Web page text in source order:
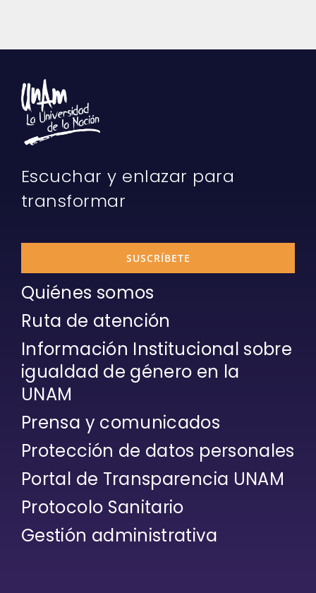
Escuchar y enlazar para
transformar
SUSCRÍBETE
Quiénes somos
Ruta de atención
Información Institucional sobre
igualdad de género en la
UNAM
Prensa y comunicados
Protección de datos personales
Portal de Transparencia UNAM
Protocolo Sanitario
Gestión administrativa